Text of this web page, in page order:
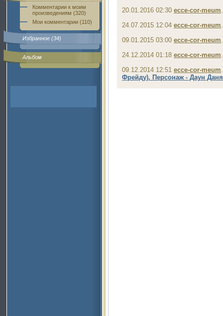
Комментарии к моим
произведениям (320)
Мои комментарии (110)
Избранное (34)
Альбом
20.01.2016 02:30 ecce-cor-meum
24.07.2015 12:04 ecce-cor-meum
09.01.2015 03:00 ecce-cor-meum
24.12.2014 01:18 ecce-cor-meum
09.12.2014 12:51 ecce-cor-meum
Фрейду). Персонаж - Даун